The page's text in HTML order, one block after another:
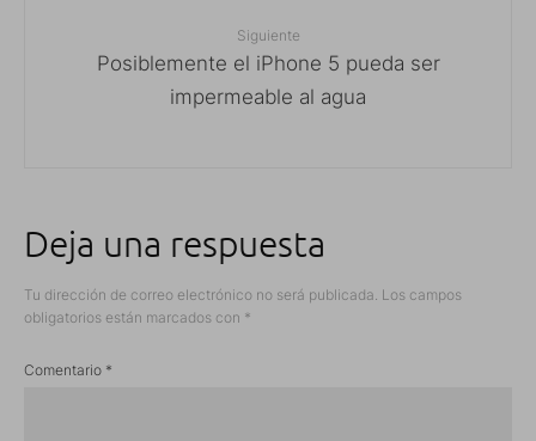
Siguiente
Posiblemente el iPhone 5 pueda ser
impermeable al agua
Deja una respuesta
Tu dirección de correo electrónico no será publicada. Los campos
obligatorios están marcados con *
Comentario *